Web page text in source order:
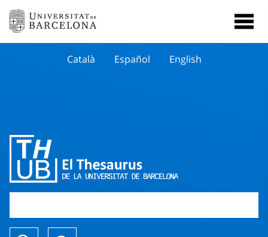
Català Español English